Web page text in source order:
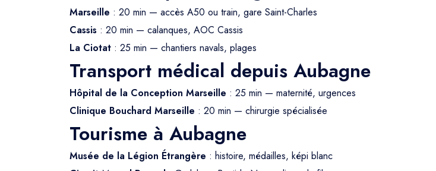
Marseille : 20 min — accès A50 ou train, gare Saint-Charles
Cassis : 20 min — calanques, AOC Cassis
La Ciotat : 25 min — chantiers navals, plages
Transport médical depuis Aubagne
Hôpital de la Conception Marseille : 25 min — maternité, urgences
Clinique Bouchard Marseille : 20 min — chirurgie spécialisée
Tourisme à Aubagne
Musée de la Légion Étrangère : histoire, médailles, képi blanc